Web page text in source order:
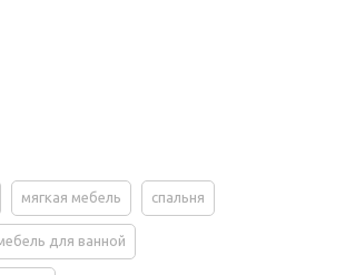
мягкая мебель спальня
для ванной